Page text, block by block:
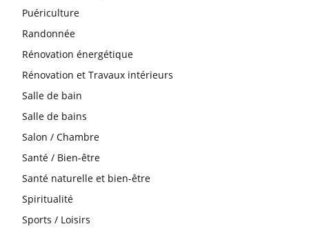
Puériculture
Randonnée
Rénovation énergétique
Rénovation et Travaux intérieurs
Salle de bain
Salle de bains
Salon / Chambre
Santé / Bien-être
Santé naturelle et bien-être
Spiritualité
Sports / Loisirs